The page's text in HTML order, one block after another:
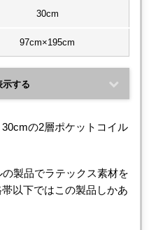
30cm
97cm×195cm
示する
の2層ポケットコイル
製品でラテックス素材を
以下ではこの製品しかあ